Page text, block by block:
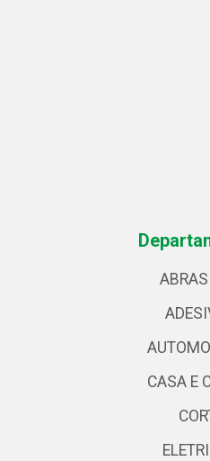
CASA E